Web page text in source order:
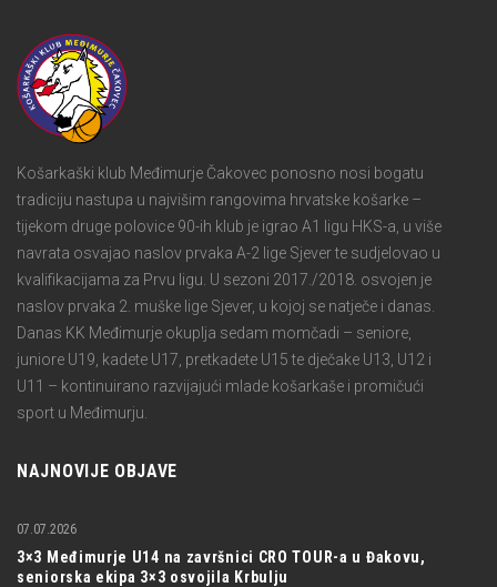
Košarkaški klub Međimurje Čakovec ponosno nosi bogatu
tradiciju nastupa u najvišim rangovima hrvatske košarke –
tijekom druge polovice 90-ih klub je igrao A1 ligu HKS-a, u više
navrata osvajao naslov prvaka A-2 lige Sjever te sudjelovao u
kvalifikacijama za Prvu ligu. U sezoni 2017./2018. osvojen je
naslov prvaka 2. muške lige Sjever, u kojoj se natječe i danas.
Danas KK Međimurje okuplja sedam momčadi – seniore,
juniore U19, kadete U17, pretkadete U15 te dječake U13, U12 i
U11 – kontinuirano razvijajući mlade košarkaše i promičući
sport u Međimurju.
NAJNOVIJE OBJAVE
3×3 Međimurje U14 na završnici CRO TOUR-a u Đakovu,
seniorska ekipa 3×3 osvojila Krbulju
07.07.2026